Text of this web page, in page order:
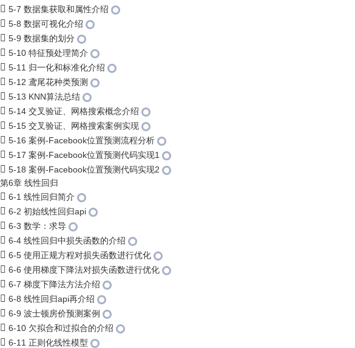
5-7 数据集获取和属性介绍
5-8 数据可视化介绍
5-9 数据集的划分
5-10 特征预处理简介
5-11 归一化和标准化介绍
5-12 鸢尾花种类预测
5-13 KNN算法总结
5-14 交叉验证、网格搜索概念介绍
5-15 交叉验证、网格搜索案例实现
5-16 案例-Facebook位置预测流程分析
5-17 案例-Facebook位置预测代码实现1
5-18 案例-Facebook位置预测代码实现2
第6章 线性回归
6-1 线性回归简介
6-2 初始线性回归api
6-3 数学：求导
6-4 线性回归中损失函数的介绍
6-5 使用正规方程对损失函数进行优化
6-6 使用梯度下降法对损失函数进行优化
6-7 梯度下降法方法介绍
6-8 线性回归api再介绍
6-9 波士顿房价预测案例
6-10 欠拟合和过拟合的介绍
6-11 正则化线性模型